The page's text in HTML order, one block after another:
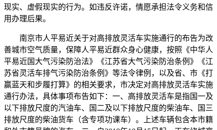
现实、虚假现实的行为。如违反许诺，情愿承担法令义务和信
用办理后果。
南京市人平易近关于对高排放灵活车实施通行的布告为改
善城市空气质量，保障人平易近群众身心健康，按照《中华人
平易近国大气污染防治法》《江苏省大气污染防治条例》《江
苏省灵活车排气污染防治条例》等法令律例，以及省、市《打
赢蓝天和步履打算》的相关要求，市决定对高排放灵活车实施
通行办法，具体事项布告如下：一、高排放灵活车是指国一及
以下排放尺度的汽油车、国二及以下排放尺度的柴油车、国三
排放尺度的柴油货车（含专项功课车）。上述车辆包含本市籍